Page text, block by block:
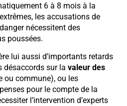
6 à 8 mois à la
les accusations de
nécessitent des
poussées.
lui aussi d’importants retards
désaccords sur la valeur des
ou commune), ou les
pour le compte de la
l’intervention d’experts